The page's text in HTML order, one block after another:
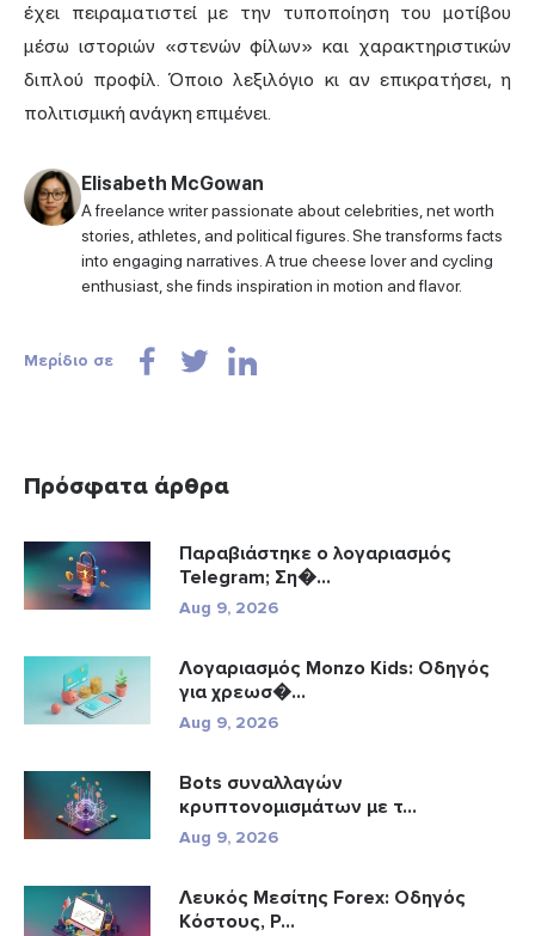
έχει πειραματιστεί με την τυποποίηση του μοτίβου
μέσω ιστοριών «στενών φίλων» και χαρακτηριστικών
διπλού προφίλ. Όποιο λεξιλόγιο κι αν επικρατήσει, η
πολιτισμική ανάγκη επιμένει.
Elisabeth McGowan
A freelance writer passionate about celebrities, net worth
stories, athletes, and political figures. She transforms facts
into engaging narratives. A true cheese lover and cycling
enthusiast, she finds inspiration in motion and flavor.
Μερίδιο σε
Πρόσφατα άρθρα
Παραβιάστηκε ο λογαριασμός
Telegram; Ση�...
Aug 9, 2026
Λογαριασμός Monzo Kids: Οδηγός
για χρεωσ�...
Aug 9, 2026
Bots συναλλαγών
κρυπτονομισμάτων με τ...
Aug 9, 2026
Λευκός Μεσίτης Forex: Οδηγός
Κόστους, Ρ...